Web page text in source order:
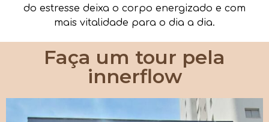
do estresse deixa o corpo energizado e com
mais vitalidade para o dia a dia.
Faça um tour pela
innerflow